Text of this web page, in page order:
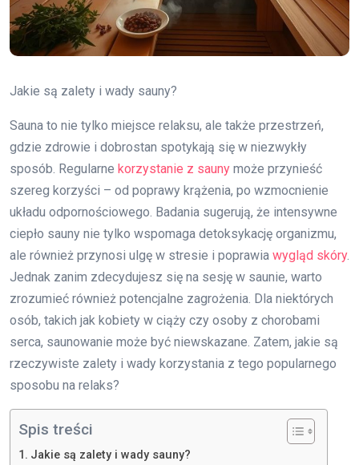
Jakie są zalety i wady sauny?
Sauna to nie tylko miejsce relaksu, ale także przestrzeń,
gdzie zdrowie i dobrostan spotykają się w niezwykły
sposób. Regularne korzystanie z sauny może przynieść
szereg korzyści – od poprawy krążenia, po wzmocnienie
układu odpornościowego. Badania sugerują, że intensywne
ciepło sauny nie tylko wspomaga detoksykację organizmu,
ale również przynosi ulgę w stresie i poprawia wygląd skóry.
Jednak zanim zdecydujesz się na sesję w saunie, warto
zrozumieć również potencjalne zagrożenia. Dla niektórych
osób, takich jak kobiety w ciąży czy osoby z chorobami
serca, saunowanie może być niewskazane. Zatem, jakie są
rzeczywiste zalety i wady korzystania z tego popularnego
sposobu na relaks?
Spis treści
Jakie są zalety i wady sauny?